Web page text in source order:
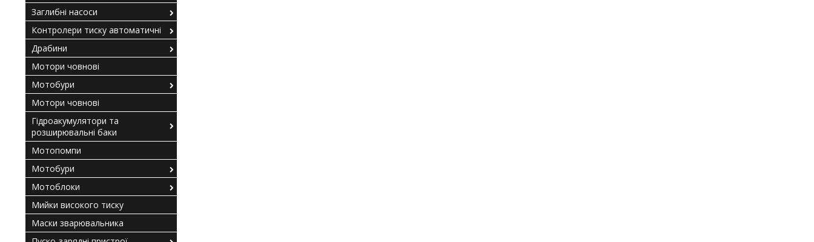
Заглибні насоси
Контролери тиску автоматичні
Драбини
Мотори човнові
Мотобури
Мотори човнові
Гідроакумулятори та
розширювальні баки
Мотопомпи
Мотобури
Мотоблоки
Мийки високого тиску
Маски зварювальника